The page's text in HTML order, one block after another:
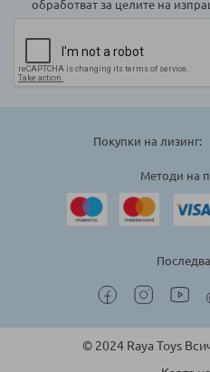
обработват за целите на
Покупки на лизинг:
Методи на
© 2024 Raya Toys